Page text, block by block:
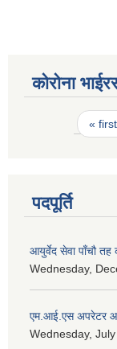
कोरोना
Pages« first
पदपूर्ति
आयुर्वेद सेवा पाँचौ तह
Wednesday,
एम.आई.एस अपरेटर
Wednesday,